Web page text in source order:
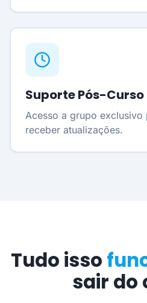
Suporte Pós-Curso
Acesso a grupo
receber atualizações.
Tudo isso
sair do